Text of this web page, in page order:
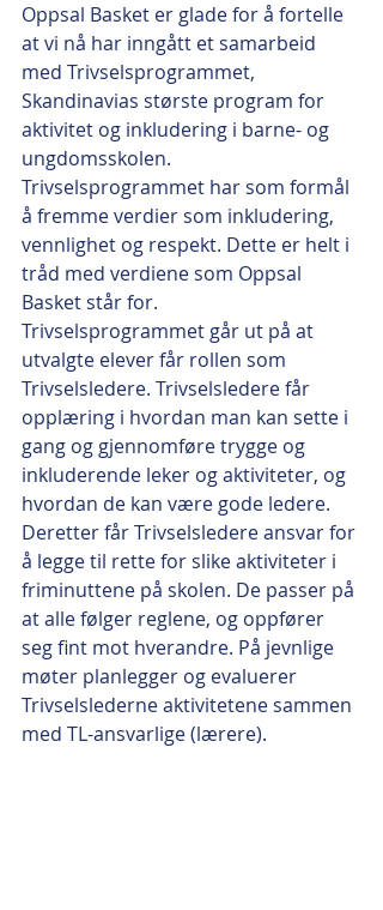
Oppsal Basket er glade for å fortelle
at vi nå har inngått et samarbeid
med Trivselsprogrammet,
Skandinavias største program for
aktivitet og inkludering i barne- og
ungdomsskolen.
Trivselsprogrammet har som formål
å fremme verdier som inkludering,
vennlighet og respekt. Dette er helt i
tråd med verdiene som Oppsal
Basket står for.
Trivselsprogrammet går ut på at
utvalgte elever får rollen som
Trivselsledere. Trivselsledere får
opplæring i hvordan man kan sette i
gang og gjennomføre trygge og
inkluderende leker og aktiviteter, og
hvordan de kan være gode ledere.
Deretter får Trivselsledere ansvar for
å legge til rette for slike aktiviteter i
friminuttene på skolen. De passer på
at alle følger reglene, og oppfører
seg fint mot hverandre. På jevnlige
møter planlegger og evaluerer
Trivselslederne aktivitetene sammen
med TL-ansvarlige (lærere).